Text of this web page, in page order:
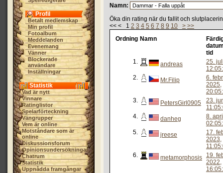
Profil
Betalt medlemskap
Min profil
Fotoalbum
Meddelanden
Evenemang
Vänner
Blockerade
användare
Inställningar
Statistik
Vad är nytt
Vinnare
Ratinglistor
Spelarförteckning
Vängrupper
Vem är online
Motståndare som är
online
Diskussionsforum
Opinionsundersökningar
Chatrum
Statistik
Uppnådda framgångar
Namn:
Öka din rating när du fallit och
<< < 1 2 3 4 5 6 7 8 9 10 > >>
Ordning Namn
tid
1.
andreas
25.
2.
Mr.Filip
6.
2025,
3.
PetersGirl0905
23.
4.
danheg
8.
5.
jreese
17.
2023,
6.
metamorphosis
19.
2022,